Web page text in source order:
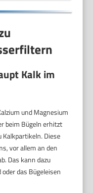
Kalk im
und Magnesium
beim Bügeln erhitzt
Diese
vor allem an den
Das kann dazu
das Bügeleisen